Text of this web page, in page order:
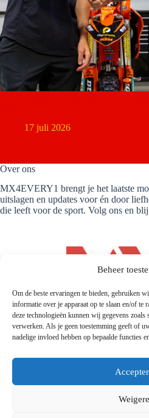
Beheer
Om de beste ervaringen te bieden, gebruiken
informatie over je apparaat op te slaan en/of te
deze technologieën kunnen wij gegevens
verwerken. Als je geen toestemming geeft of
nadelige invloed hebben op bepaalde functies
17 juli 2026
Over ons
MX4EVERY1 brengt je het laatste
uitslagen en updates voor én door
die leeft voor de sport. Volg ons en
|